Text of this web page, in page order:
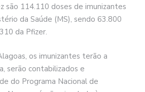
são 114.110 doses de imunizantes
da Saúde (MS), sendo 63.800
da Pfizer.
os imunizantes terão a
serão contabilizados e
do Programa Nacional de